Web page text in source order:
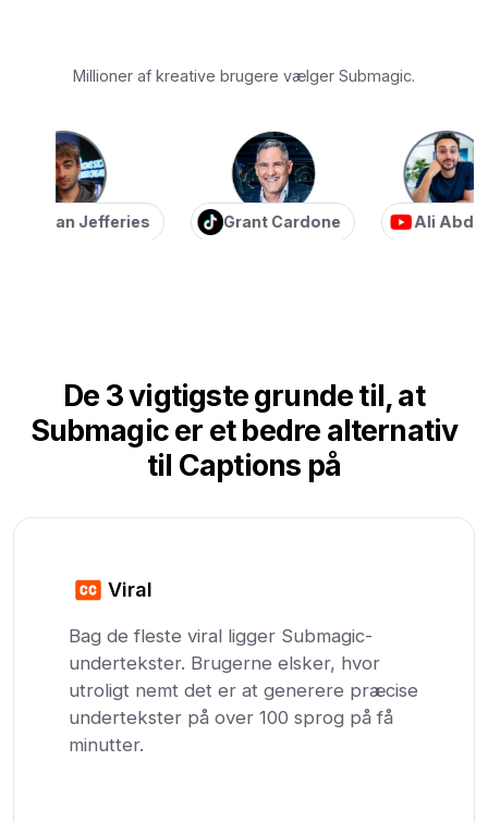
Millioner af kreative brugere vælger Submagic.
Jefferies Grant Cardone Ali Abdaal
De 3 vigtigste grunde til, at
Submagic er et bedre alternativ
til Captions på
Viral
Bag de fleste viral ligger Submagic-
undertekster. Brugerne elsker, hvor
utroligt nemt det er at generere præcise
undertekster på over 100 sprog på få
minutter.